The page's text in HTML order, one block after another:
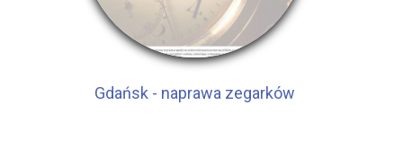
Gdańsk - naprawa zegarków